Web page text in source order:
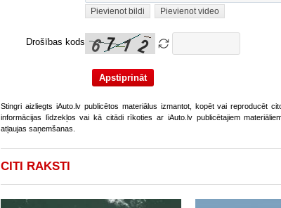
Pievienot bildi Pievienot video
Drošības kods
Stingri aizliegts iAuto.lv publicētos materiālus izmantot, kopēt vai reproducēt
informācijas līdzekļos vai kā citādi rīkoties ar iAuto.lv publicētajiem
atļaujas saņemšanas.
CITI RAKSTI